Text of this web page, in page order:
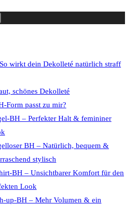
the
panel.
wirkt dein Dekolleté natürlich straff
schönes Dekolleté
Form passt zu mir?
BH – Perfekter Halt & femininer
BH – Natürlich, bequem &
stylisch
BH – Unsichtbarer Komfort für den
Look
up-BH – Mehr Volumen & ein